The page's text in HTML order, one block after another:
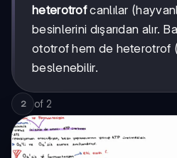
heterotrofcanlılar
besinlerini dışarıdan alır.
ototrof hem de heterotrof
beslenebilir.
2 of 2